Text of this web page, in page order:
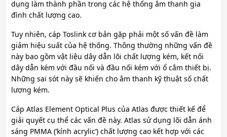
dụng làm thành phần trong các hệ thống âm thanh gia
đình chất lượng cao.
Tuy nhiên, cáp Toslink cơ bản gặp phải một số vấn đề làm
giảm hiệu suất của hệ thống. Thông thường những vấn đề
này bao gồm vật liệu dây dẫn lõi chất lượng kém, kết nối
dây dẫn kém với đầu nối và đầu nối kém với ổ cắm thiết bị.
Những sai sót này sẽ khiến cho âm thanh kỹ thuật số chất
lượng kém.
Cáp Atlas Element Optical Plus của Atlas được thiết kế để
giải quyết cụ thể các vấn đề này. Atlas sử dụng lõi dẫn ánh
sáng PMMA (‘kính acrylic’) chất lượng cao kết hợp với các